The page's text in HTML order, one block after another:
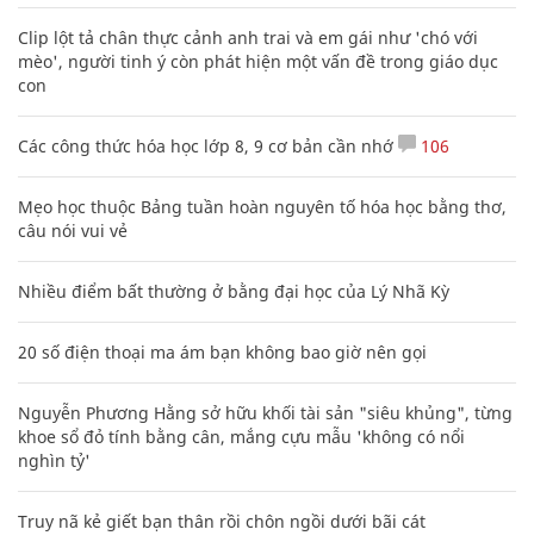
Clip lột tả chân thực cảnh anh trai và em gái như 'chó với
mèo', người tinh ý còn phát hiện một vấn đề trong giáo dục
con
Các công thức hóa học lớp 8, 9 cơ bản cần nhớ 106
Mẹo học thuộc Bảng tuần hoàn nguyên tố hóa học bằng thơ,
câu nói vui vẻ
Nhiều điểm bất thường ở bằng đại học của Lý Nhã Kỳ
20 số điện thoại ma ám bạn không bao giờ nên gọi
Nguyễn Phương Hằng sở hữu khối tài sản "siêu khủng", từng
khoe sổ đỏ tính bằng cân, mắng cựu mẫu 'không có nổi
nghìn tỷ'
Truy nã kẻ giết bạn thân rồi chôn ngồi dưới bãi cát